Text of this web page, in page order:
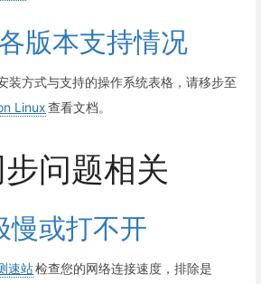
版本支持情况
装方式与支持的操作系统表格，请移步至
Linux查看文档。
问题相关
慢或打不开
速站检查您的网络连接速度，排除是